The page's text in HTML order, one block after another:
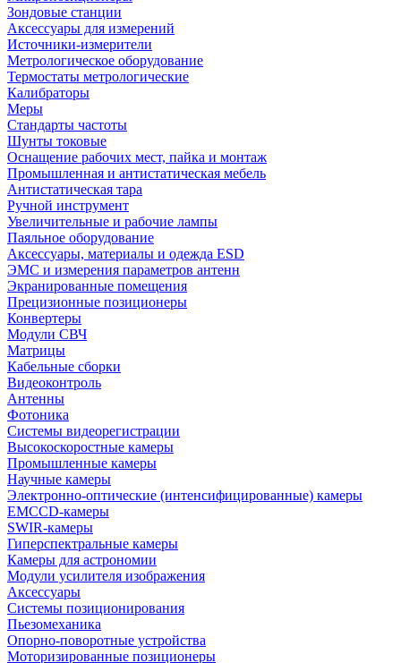
Зондовые станции
Аксессуары для измерений
Источники-измерители
Метрологическое оборудование
Термостаты метрологические
Калибраторы
Меры
Стандарты частоты
Шунты токовые
Оснащение рабочих мест, пайка и монтаж
Промышленная и антистатическая мебель
Антистатическая тара
Ручной инструмент
Увеличительные и рабочие лампы
Паяльное оборудование
Аксессуары, материалы и одежда ESD
ЭМС и измерения параметров антенн
Экранированные помещения
Прецизионные позиционеры
Конвертеры
Модули СВЧ
Матрицы
Кабельные сборки
Видеоконтроль
Антенны
Фотоника
Cистемы видеорегистрации
Высокоскоростные камеры
Промышленные камеры
Научные камеры
Электронно-оптические (интенсифицированные) камеры
EMCCD-камеры
SWIR-камеры
Гиперспектральные камеры
Камеры для астрономии
Модули усилителя изображения
Аксессуары
Системы позиционирования
Пьезомеханика
Опорно-поворотные устройства
Моторизированные позиционеры